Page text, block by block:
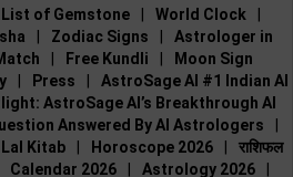
List of Gemstone World Clock
Zodiac Signs
Astrologer in
Free Kundli
Moon Sign
Press
AstroSage AI #1 Indian AI
AstroSage AI’s Breakthrough AI
Answered By AI Astrologers
Lal Kitab Horoscope 2026
राशिफल
Calendar 2026 Astrology 2026